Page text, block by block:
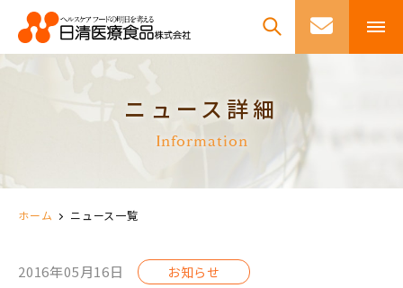
ニュース詳細
Information
ホーム ニュース一覧
2016年05月16日 お知らせ